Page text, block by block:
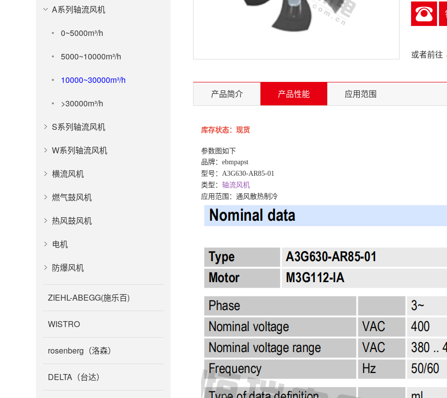
A系列轴流风机
0~5000m³/h
5000~10000m³/h
10000~30000m³/h
>30000m³/h
S系列轴流风机
W系列轴流风机
横流风机
燃气鼓风机
热风鼓风机
电机
防爆风机
ZIEHL-ABEGG(施乐百)
WISTRO
rosenberg（洛森）
DELTA（台达）
或者前往
产品简介 产品性能 应用范围
库存状态：现货
参数图如下
品牌： ebmpapst
型号：A3G630-AR85-01
类型： 轴流风机
应用范围：通风散热制冷